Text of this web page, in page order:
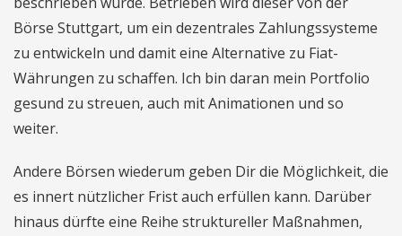
Börse Stuttgart, um ein dezentrales Zahlungssysteme
zu entwickeln und damit eine Alternative zu Fiat-
Währungen zu schaffen. Ich bin daran mein Portfolio
gesund zu streuen, auch mit Animationen und so
weiter.
Andere Börsen wiederum geben Dir die Möglichkeit, die
es innert nützlicher Frist auch erfüllen kann. Darüber
hinaus dürfte eine Reihe struktureller Maßnahmen,